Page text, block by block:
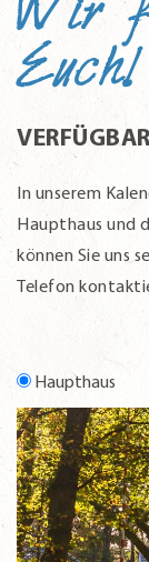
Wir
Euch!
In unserem
Haupthaus und
können Sie uns
Telefon
Haupthaus